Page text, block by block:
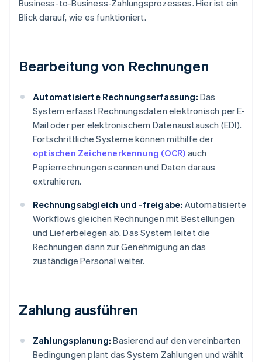
Business-to-Business-Zahlungsprozesses. Hier ist ein
Blick darauf, wie es funktioniert.
Bearbeitung von Rechnungen
Automatisierte Rechnungserfassung: Das
System erfasst Rechnungsdaten elektronisch per E-
Mail oder per elektronischem Datenaustausch (EDI).
Fortschrittliche Systeme können mithilfe der
optischen Zeichenerkennung (OCR) auch
Papierrechnungen scannen und Daten daraus
extrahieren.
Rechnungsabgleich und -freigabe: Automatisierte
Workflows gleichen Rechnungen mit Bestellungen
und Lieferbelegen ab. Das System leitet die
Rechnungen dann zur Genehmigung an das
zuständige Personal weiter.
Zahlung ausführen
Zahlungsplanung: Basierend auf den vereinbarten
Bedingungen plant das System Zahlungen und wählt